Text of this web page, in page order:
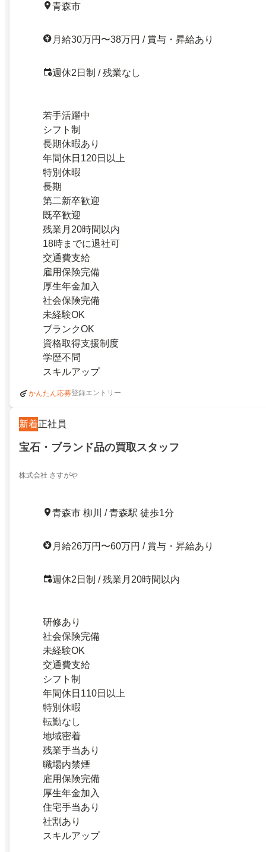
青森市
月給30万円〜38万円 / 賞与・昇給あり
週休2日制 / 残業なし
若手活躍中
シフト制
長期休暇あり
年間休日120日以上
特別休暇
長期
第二新卒歓迎
既卒歓迎
残業月20時間以内
18時までに退社可
交通費支給
雇用保険完備
厚生年金加入
社会保険完備
未経験OK
ブランクOK
資格取得支援制度
学歴不問
スキルアップ
かんたん応募登録エントリー
新着正社員
宝石・ブランド品の買取スタッフ
株式会社 さすがや
青森市 柳川 / 青森駅 徒歩1分
月給26万円〜60万円 / 賞与・昇給あり
週休2日制 / 残業月20時間以内
研修あり
社会保険完備
未経験OK
交通費支給
シフト制
年間休日110日以上
特別休暇
転勤なし
地域密着
残業手当あり
職場内禁煙
雇用保険完備
厚生年金加入
住宅手当あり
社割あり
スキルアップ